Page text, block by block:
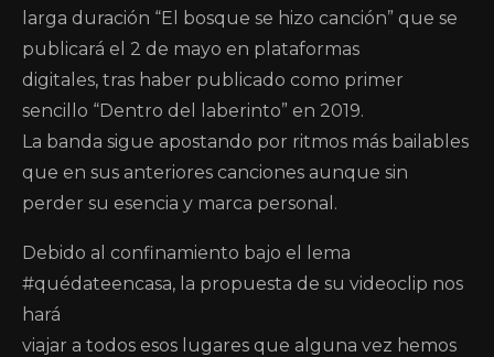
larga duración “El bosque se hizo canción” que se
publicará el 2 de mayo en plataformas
digitales, tras haber publicado como primer
sencillo “Dentro del laberinto” en 2019.
La banda sigue apostando por ritmos más bailables
que en sus anteriores canciones aunque sin
perder su esencia y marca personal.
Debido al confinamiento bajo el lema
#quédateencasa, la propuesta de su videoclip nos
hará
viajar a todos esos lugares que alguna vez hemos